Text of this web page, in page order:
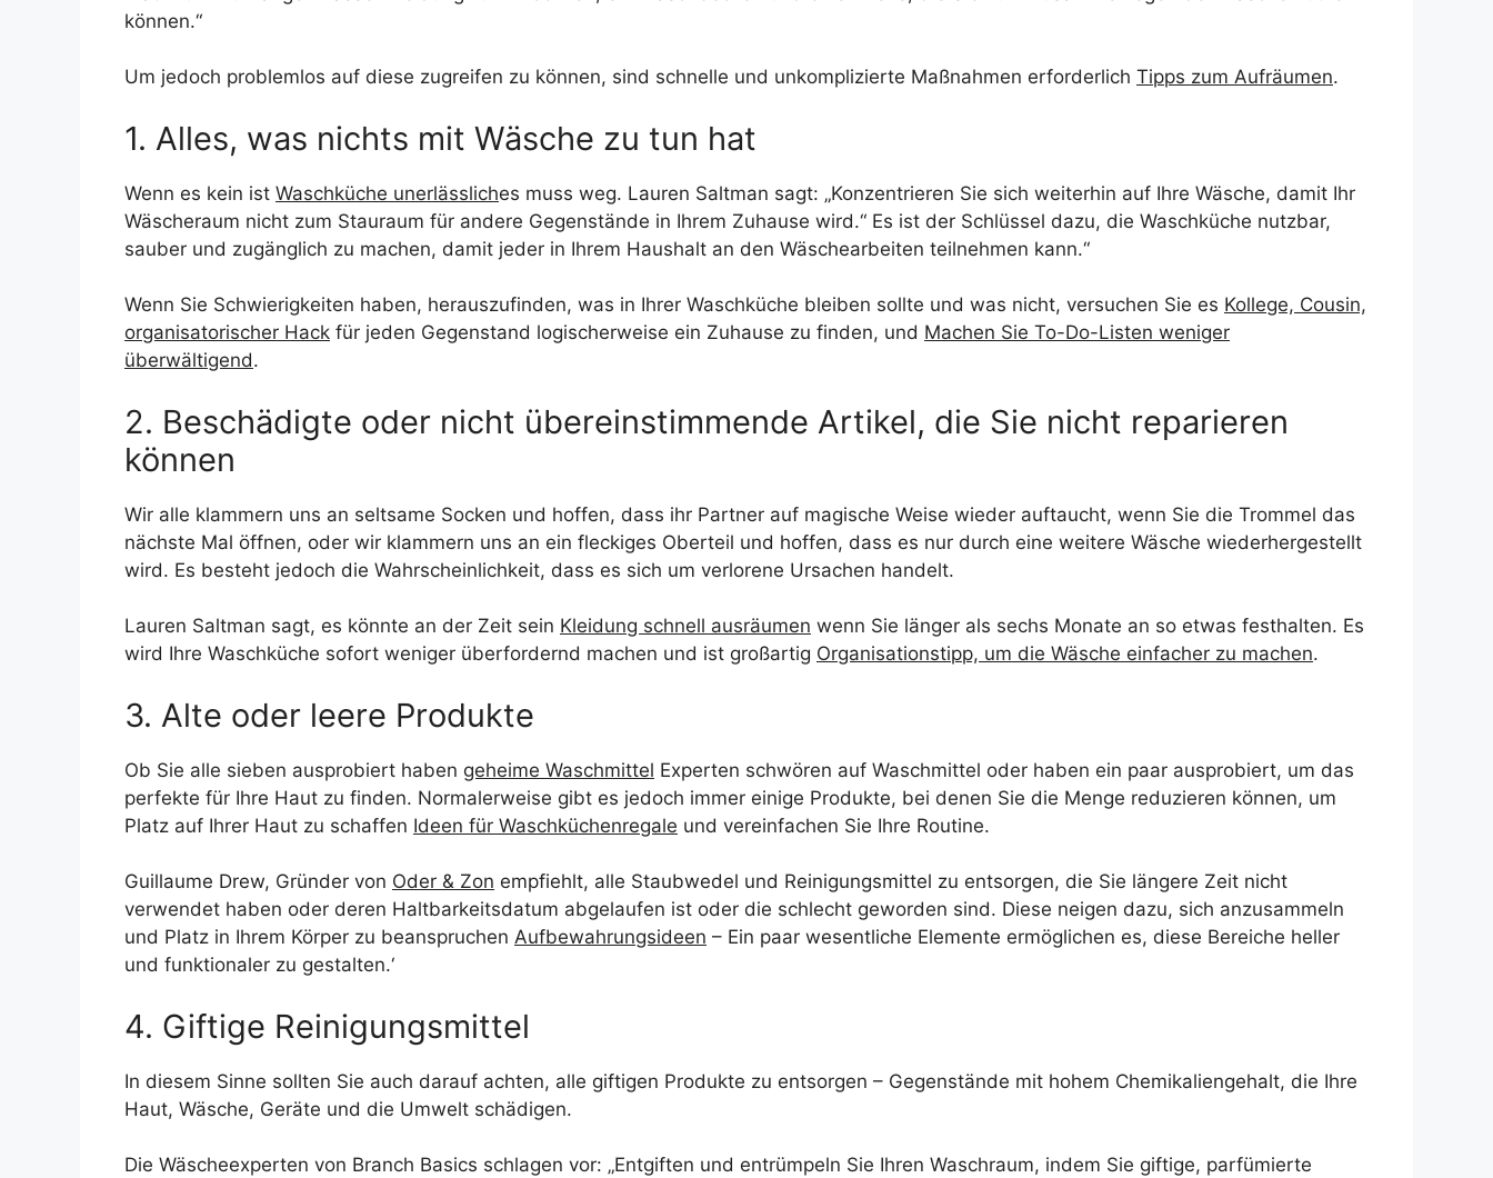
können.“
Um jedoch problemlos auf diese zugreifen zu können, sind schnelle und unkomplizierte Maßnahmen erforderlich Tipps zum Aufräumen.
1. Alles, was nichts mit Wäsche zu tun hat
Wenn es kein ist Waschküche unerlässliches muss weg. Lauren Saltman sagt: „Konzentrieren Sie sich weiterhin auf Ihre Wäsche, damit Ihr
Wäscheraum nicht zum Stauraum für andere Gegenstände in Ihrem Zuhause wird.“ Es ist der Schlüssel dazu, die Waschküche nutzbar,
sauber und zugänglich zu machen, damit jeder in Ihrem Haushalt an den Wäschearbeiten teilnehmen kann.“
Wenn Sie Schwierigkeiten haben, herauszufinden, was in Ihrer Waschküche bleiben sollte und was nicht, versuchen Sie es Kollege, Cousin,
organisatorischer Hack für jeden Gegenstand logischerweise ein Zuhause zu finden, und Machen Sie To-Do-Listen weniger
überwältigend.
2. Beschädigte oder nicht übereinstimmende Artikel, die Sie nicht reparieren
können
Wir alle klammern uns an seltsame Socken und hoffen, dass ihr Partner auf magische Weise wieder auftaucht, wenn Sie die Trommel das
nächste Mal öffnen, oder wir klammern uns an ein fleckiges Oberteil und hoffen, dass es nur durch eine weitere Wäsche wiederhergestellt
wird. Es besteht jedoch die Wahrscheinlichkeit, dass es sich um verlorene Ursachen handelt.
Lauren Saltman sagt, es könnte an der Zeit sein Kleidung schnell ausräumen wenn Sie länger als sechs Monate an so etwas festhalten. Es
wird Ihre Waschküche sofort weniger überfordernd machen und ist großartig Organisationstipp, um die Wäsche einfacher zu machen.
3. Alte oder leere Produkte
Ob Sie alle sieben ausprobiert haben geheime Waschmittel Experten schwören auf Waschmittel oder haben ein paar ausprobiert, um das
perfekte für Ihre Haut zu finden. Normalerweise gibt es jedoch immer einige Produkte, bei denen Sie die Menge reduzieren können, um
Platz auf Ihrer Haut zu schaffen Ideen für Waschküchenregale und vereinfachen Sie Ihre Routine.
Guillaume Drew, Gründer von Oder & Zon empfiehlt, alle Staubwedel und Reinigungsmittel zu entsorgen, die Sie längere Zeit nicht
verwendet haben oder deren Haltbarkeitsdatum abgelaufen ist oder die schlecht geworden sind. Diese neigen dazu, sich anzusammeln
und Platz in Ihrem Körper zu beanspruchen Aufbewahrungsideen – Ein paar wesentliche Elemente ermöglichen es, diese Bereiche heller
und funktionaler zu gestalten.‘
4. Giftige Reinigungsmittel
In diesem Sinne sollten Sie auch darauf achten, alle giftigen Produkte zu entsorgen – Gegenstände mit hohem Chemikaliengehalt, die Ihre
Haut, Wäsche, Geräte und die Umwelt schädigen.
Die Wäscheexperten von Branch Basics schlagen vor: „Entgiften und entrümpeln Sie Ihren Waschraum, indem Sie giftige, parfümierte